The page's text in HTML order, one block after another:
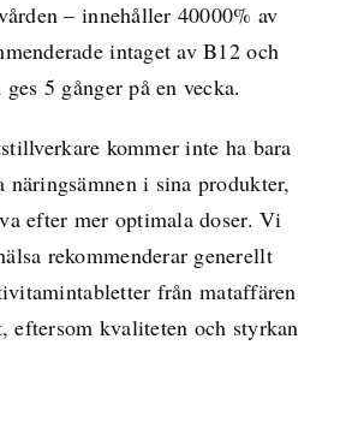
– innehåller 40000% av
intaget av B12 och
5 gånger på en vecka.
kommer inte ha bara
näringsämnen i sina produkter,
efter mer optimala doser.Vi
rekommenderar generellt
från mataffären
eftersom kvaliteten och styrkan